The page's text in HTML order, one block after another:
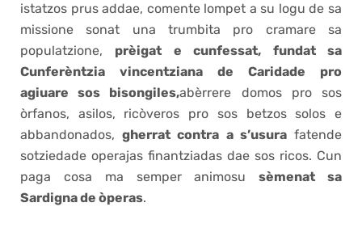
istatzos prus addae, comente lompet a su logu de sa
missione sonat una trumbita pro cramare sa
populatzione, prèigat e cunfessat, fundat sa
Cunferèntzia vincentziana de Caridade pro
agiuare sos bisongiles,abèrrere domos pro sos
òrfanos, asilos, ricòveros pro sos betzos solos e
abbandonados,gherrat contra a s’usurafatende
sotziedade operajas finantziadas dae sos ricos. Cun
paga cosa ma semper animosusèmenat sa
Sardigna de òperas.